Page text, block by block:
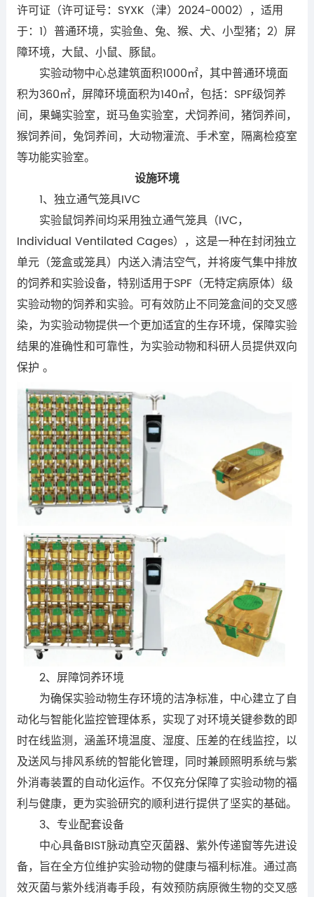
许可证（许可证号：SYXK（津）2024-0002），适用
于：1）普通环境，实验鱼、兔、猴、犬、小型猪；2）屏
障环境，大鼠、小鼠、豚鼠。
实验动物中心总建筑面积1000㎡，其中普通环境面
积为360㎡，屏障环境面积为140㎡，包括：SPF级饲养
间，果蝇实验室，斑马鱼实验室，犬饲养间，猪饲养间，
猴饲养间，兔饲养间，大动物灌流、手术室，隔离检疫室
等功能实验室。
设施环境
1、独立通气笼具IVC
实验鼠饲养间均采用独立通气笼具（IVC，
Individual Ventilated Cages），这是一种在封闭独立
单元（笼盒或笼具）内送入清洁空气，并将废气集中排放
的饲养和实验设备，特别适用于SPF（无特定病原体）级
实验动物的饲养和实验。可有效‌防止不同笼盒间的交叉感
染，为实验动物提供一个更加适宜的生存环境，保障实验
结果的准确性和可靠性，为实验动物和科研人员提供双向
保护 。
2、屏障饲养环境
为确保实验动物生存环境的洁净标准，中心建立了自
动化与智能化监控管理体系，实现了对环境关键参数的即
时在线监测，涵盖环境温度、湿度、压差的在线监控，以
及送风与排风系统的智能化管理，同时兼顾照明系统与紫
外消毒装置的自动化运作。不仅充分保障了实验动物的福
利与健康，更为实验研究的顺利进行提供了坚实的基础。
3、专业配套设备
中心具备BIST脉动真空灭菌器、紫外传递窗等先进设
备，旨在全方位维护实验动物的健康与福利标准。通过高
效灭菌与紫外线消毒手段，有效预防病原微生物的交叉感